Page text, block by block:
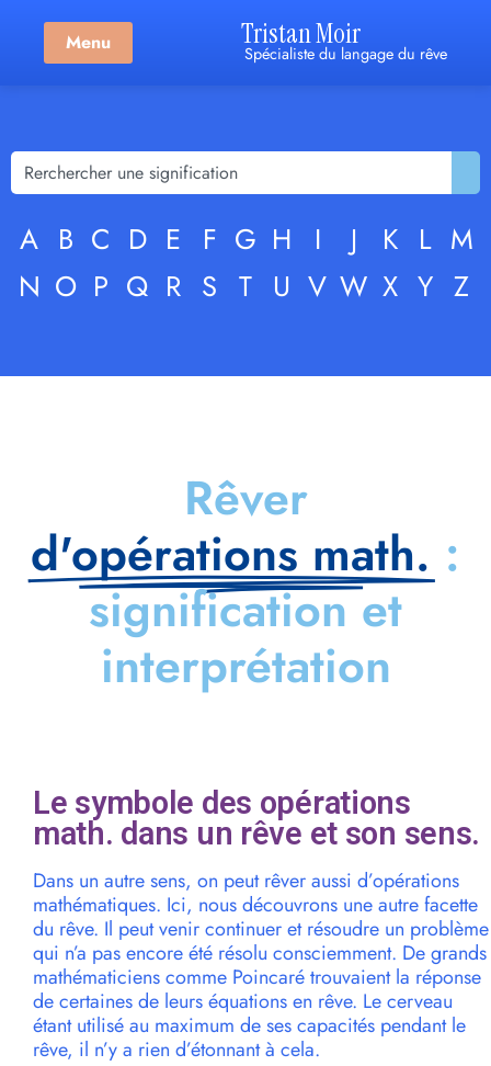
Menu Tristan Moir
Spécialiste du langage du rêve
A B C D E F G H I J K L M
N O P Q R S T U V W X Y Z
Rêver
d'opérations math. :
signification et
interprétation
Le symbole des opérations
math. dans un rêve et son sens.
Dans un autre sens, on peut rêver aussi d’opérations
mathématiques. Ici, nous découvrons une autre facette
du rêve. Il peut venir continuer et résoudre un problème
qui n’a pas encore été résolu consciemment. De grands
mathématiciens comme Poincaré trouvaient la réponse
de certaines de leurs équations en rêve. Le cerveau
étant utilisé au maximum de ses capacités pendant le
rêve, il n’y a rien d’étonnant à cela.